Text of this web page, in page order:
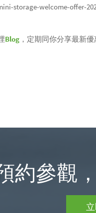
storage-welcome-offer-
Blog ，定期同你分享最新
約參觀